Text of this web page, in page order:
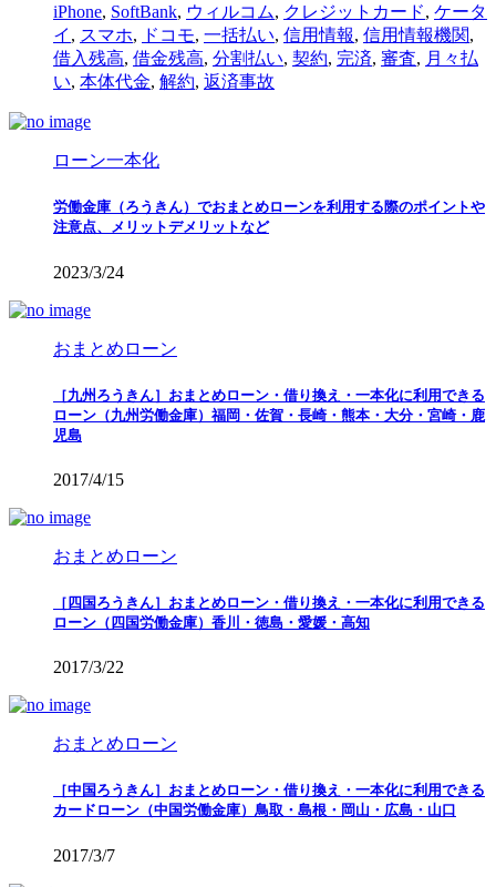
iPhone, SoftBank, ウィルコム, クレジットカード, ケータ
イ , スマホ, ドコモ, 一括払い, 信用情報, 信用情報機関,
借入残高, 借金残高, 分割払い, 契約, 完済, 審査, 月々払
い, 本体代金, 解約, 返済事故
ローン一本化
労働金庫（ろうきん）でおまとめローンを利用する際のポイントや
注意点、メリットデメリットなど
2023/3/24
おまとめローン
［九州ろうきん］おまとめローン・借り換え・一本化に利用できる
ローン（九州労働金庫）福岡・佐賀・長崎・熊本・大分・宮崎・鹿
児島
2017/4/15
おまとめローン
［四国ろうきん］おまとめローン・借り換え・一本化に利用できる
ローン（四国労働金庫）香川・徳島・愛媛・高知
2017/3/22
おまとめローン
［中国ろうきん］おまとめローン・借り換え・一本化に利用できる
カードローン（中国労働金庫）鳥取・島根・岡山・広島・山口
2017/3/7